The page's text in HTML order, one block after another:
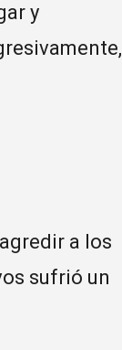
y
a los
sufrió un